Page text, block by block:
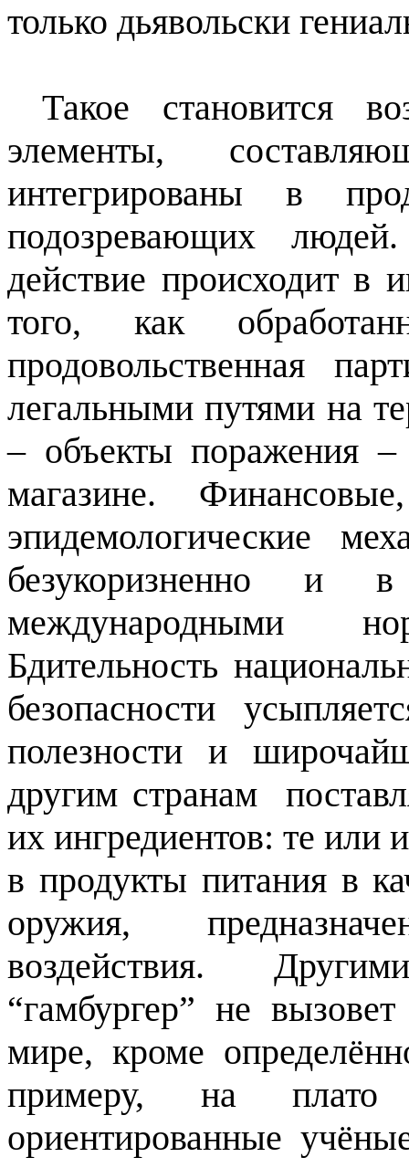
только дьявольски
Такое становится
элементы,
интегрированы в
подозревающих
действие происходит в
того, как
продовольственная
легальными путями на
– объекты поражения –
магазине.
эпидемологические
безукоризненно и
международными
Бдительность
безопасности
полезности и
другим странам
их ингредиентов: те
в продукты питания в
оружия,
воздействия.
“гамбургер” не
мире, кроме
примеру, на плато
ориентированные